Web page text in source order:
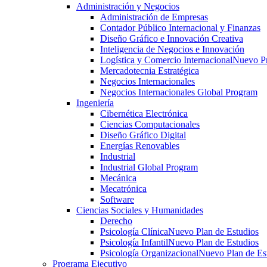
Administración y Negocios
Administración de Empresas
Contador Público Internacional y Finanzas
Diseño Gráfico e Innovación Creativa
Inteligencia de Negocios e Innovación
Logística y Comercio InternacionalNuevo
Mercadotecnia Estratégica
Negocios Internacionales
Negocios Internacionales Global Program
Ingeniería
Cibernética Electrónica
Ciencias Computacionales
Diseño Gráfico Digital
Energías Renovables
Industrial
Industrial Global Program
Mecánica
Mecatrónica
Software
Ciencias Sociales y Humanidades
Derecho
Psicología ClínicaNuevo Plan de Estudios
Psicología InfantilNuevo Plan de Estudios
Psicología OrganizacionalNuevo Plan de
Programa Ejecutivo